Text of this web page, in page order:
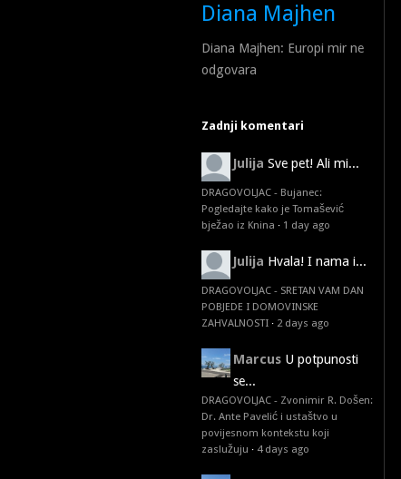
Diana Majhen
Diana Majhen: Europi mir ne
odgovara
Zadnji komentari
Julija Sve pet! Ali mi...
DRAGOVOLJAC - Bujanec:
Pogledajte kako je Tomašević
bježao iz Knina · 1 day ago
Julija Hvala! I nama i...
DRAGOVOLJAC - SRETAN VAM DAN
POBJEDE I DOMOVINSKE
ZAHVALNOSTI · 2 days ago
Marcus U potpunosti
se...
DRAGOVOLJAC - Zvonimir R. Došen:
Dr. Ante Pavelić i ustaštvo u
povijesnom kontekstu koji
zaslužuju · 4 days ago